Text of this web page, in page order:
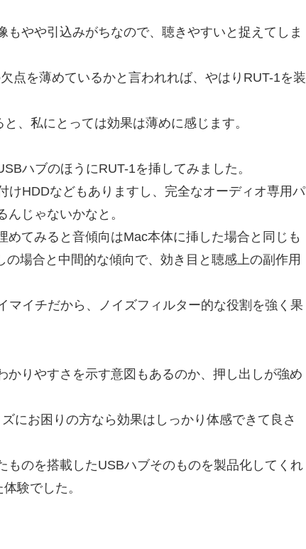
やや引込みがちなので、聴きやすいと捉えてしま
点を薄めているかと言われれば、やはりRUT-1を装
、私にとっては効果は薄めに感じます。
ハブのほうにRUT-1を挿してみました。
けHDDなどもありますし、完全なオーディオ専用パ
じゃないかなと。
てみると音傾向はMac本体に挿した場合と同じも
場合と中間的な傾向で、効き目と聴感上の副作用
マイチだから、ノイズフィルター的な役割を強く果
りやすさを示す意図もあるのか、押し出しが強め
にお困りの方なら効果はしっかり体感できて良さ
ものを搭載したUSBハブそのものを製品化してくれ
験でした。